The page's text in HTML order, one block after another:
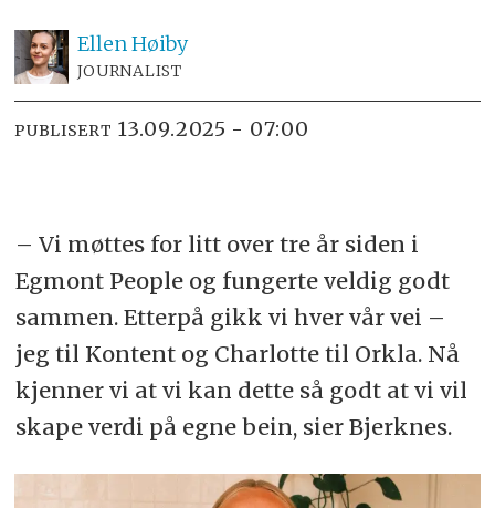
EllenHøiby
JOURNALIST
PUBLISERT 13.09.2025 - 07:00
– Vi møttes for litt over tre år siden i
Egmont People og fungerte veldig godt
sammen. Etterpå gikk vi hver vår vei –
jeg til Kontent og Charlotte til Orkla. Nå
kjenner vi at vi kan dette så godt at vi vil
skape verdi på egne bein, sier Bjerknes.